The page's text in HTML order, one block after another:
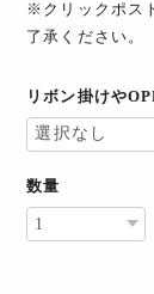
※クリックポス
了承ください。
リボン掛けや
数量